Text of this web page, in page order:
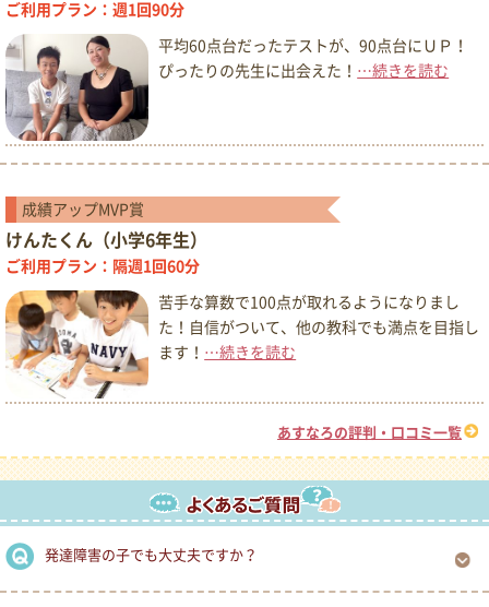
ご利用プラン：週1回90分
平均60点台だったテストが、90点台にＵＰ！
ぴったりの先生に出会えた！ …続きを読む
成績アップMVP賞
けんたくん（小学6年生）
ご利用プラン：隔週1回60分
苦手な算数で100点が取れるようになりまし
た！自信がついて、他の教科でも満点を目指し
ます！ …続きを読む
あすなろの評判・口コミ一覧
発達障害の子でも大丈夫ですか？